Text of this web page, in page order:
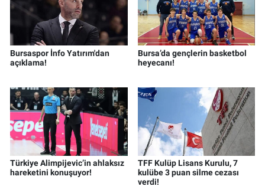
Bursaspor İnfo Yatırım'dan
açıklama!
Bursa’da gençlerin basketbol
heyecanı!
Türkiye Alimpijevic’in ahlaksız
hareketini konuşuyor!
TFF Kulüp Lisans Kurulu, 7
kulübe 3 puan silme cezası
verdi!